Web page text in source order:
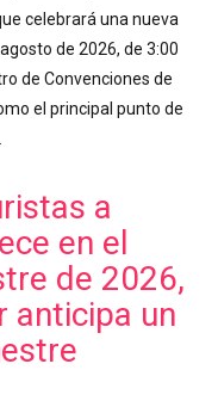
celebrará una nueva
de 2026, de 3:00
de Convenciones de
el principal punto de
a
en el
de 2026,
anticipa un